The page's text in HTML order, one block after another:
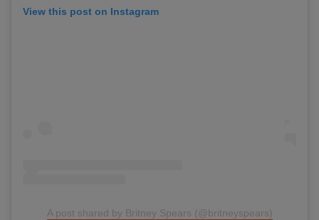
View this post on Instagram
A post shared by Britney Spears (@britneyspears)